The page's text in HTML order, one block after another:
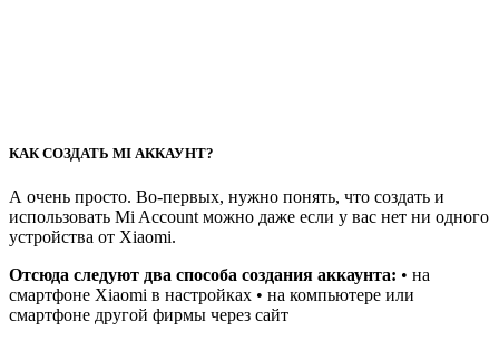
КАК СОЗДАТЬ MI АККАУНТ?
А очень просто. Во-первых, нужно понять, что создать и
использовать Mi Account можно даже если у вас нет ни одного
устройства от Xiaomi.
Отсюда следуют два способа создания аккаунта: • на
смартфоне Xiaomi в настройках • на компьютере или
смартфоне другой фирмы через сайт